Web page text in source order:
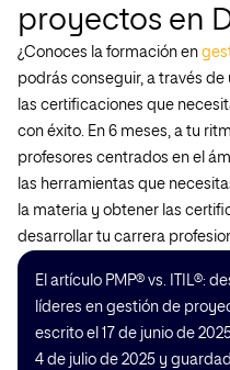
proyectos en
¿Conoces la formación en
podrás conseguir, a través de
las certificaciones que
con éxito. En 6 meses, a tu
profesores centrados en el
las herramientas que
la materia y obtener las
desarrollar tu carrera
El artículo PMP® vs. ITIL®:
líderes en gestión de
escrito el 17 de junio de
4 de julio de 2025 y